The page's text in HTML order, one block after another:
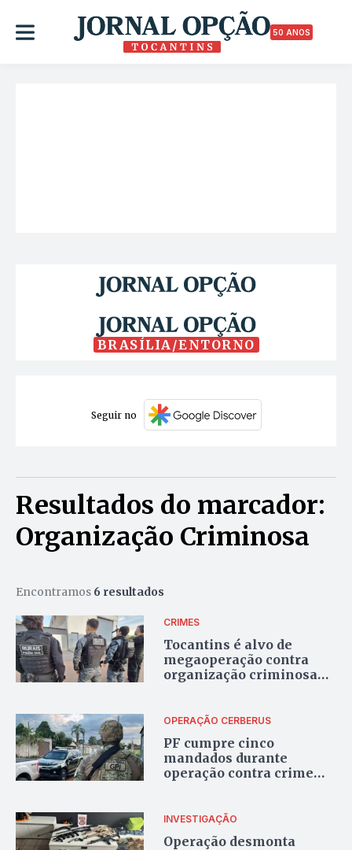
50 ANOS
BRASÍLIA/ENTORNO
Seguir no
Resultados do marcador:
Organização Criminosa
Encontramos 6 resultados
CRIMES
Tocantins é alvo de
megaoperação contra
organização criminosa
OPERAÇÃO CERBERUS
PF cumpre cinco
mandados durante
operação contra crime
INVESTIGAÇÃO
Operação desmonta